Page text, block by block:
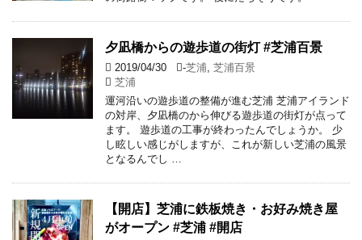
夕凪橋からの遊歩道の街灯 #芝浦百景
2019/04/30 -芝浦 芝浦百景
芝浦
運河沿いの遊歩道の整備が進む芝浦 芝浦アイランド
の対岸、夕凪橋のから伸びる遊歩道の街灯が点って
ます。 遊歩道の工事が終わったんでしょうか。 少
し眩しい感じがしますが、これが新しい芝浦の風景
となるんでし …
【開店】芝浦に鉄板焼き・お好み焼き屋
がオープン #芝浦 #開店